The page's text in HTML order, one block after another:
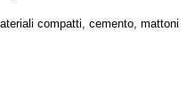
compatti, cemento, mattoni